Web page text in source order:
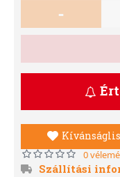
-
0
Szállítási